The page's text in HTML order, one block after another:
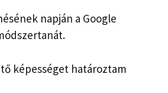
napján a Google
képességet határoztam